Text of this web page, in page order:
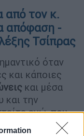
από τον κ.
απόφαση -
Τσίπρας
όταν
και κάποιες
και μέσα
και την
εγώ, που
να